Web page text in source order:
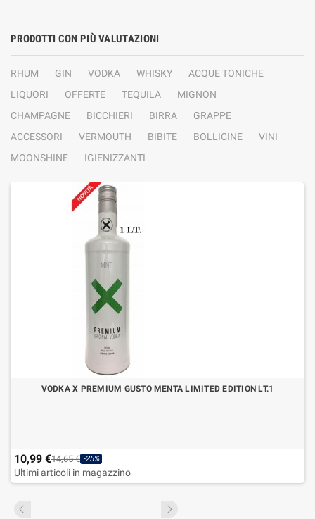
PRODOTTI CON PIÙ VALUTAZIONI
RHUM GIN VODKA WHISKY
ACQUE TONICHE
LIQUORI
OFFERTE TEQUILA
MIGNON
CHAMPAGNE
BICCHIERI BIRRA
GRAPPE
ACCESSORI
VERMOUTH BIBITE BOLLICINE
VINI
MOONSHINE
IGIENIZZANTI
VODKA X PREMIUM GUSTO MENTA LIMITED EDITION LT.1
10,99 €14,65 € -25%
Ultimi articoli in magazzino